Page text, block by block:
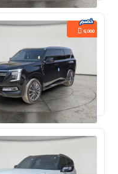
6,000
مستعملة 11,810 كم ممشى